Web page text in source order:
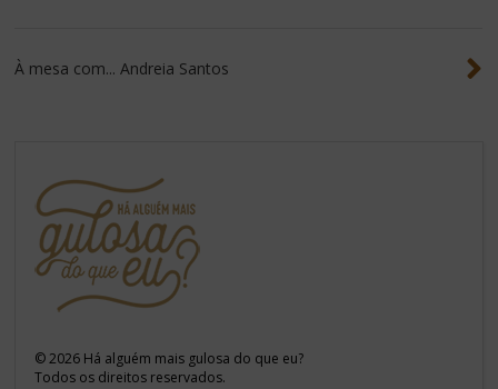
À mesa com... Andreia Santos
©2026 Há alguém mais gulosa do que eu?
Todos os direitos reservados.